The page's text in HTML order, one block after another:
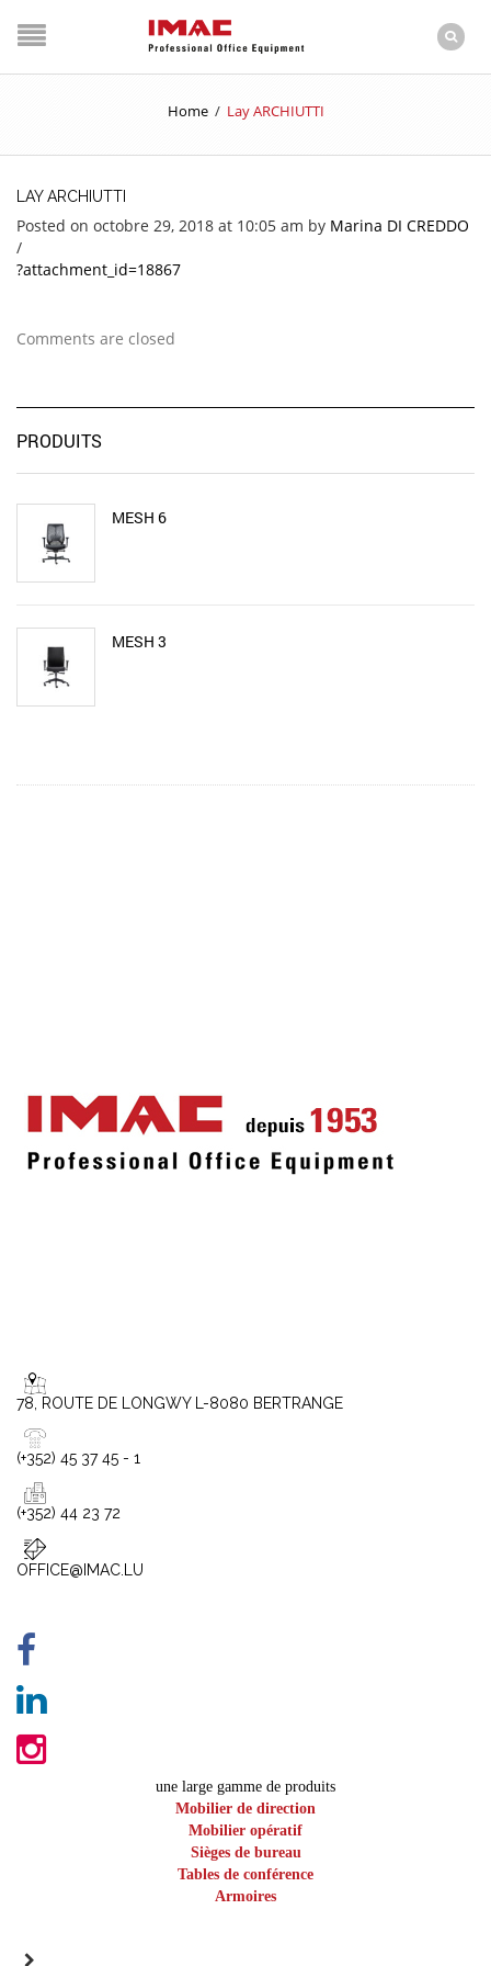
Home / Lay ARCHIUTTI
LAY ARCHIUTTI
Posted on octobre 29, 2018 at 10:05 am by Marina DI CREDDO
/
?attachment_id=18867
Comments are closed
PRODUITS
MESH 6
MESH 3
78, ROUTE DE LONGWY L-8080 BERTRANGE
(+352) 45 37 45 - 1
(+352) 44 23 72
OFFICE@IMAC.LU
une large gamme de produits
Mobilier de direction
Mobilier opératif
Sièges de bureau
Tables de conférence
Armoires